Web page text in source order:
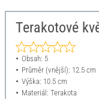
Terakotové
Obsah: 5
Průměr (vnější): 12.5 cm
Výška: 10.5 cm
Materiál: Terakota